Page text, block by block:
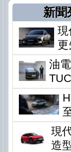
新聞
現
油
現
造